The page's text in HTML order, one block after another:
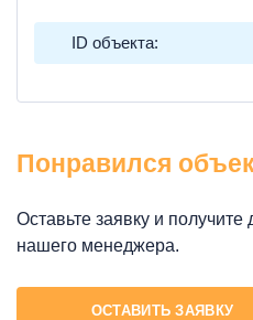
ID объекта:
Понравился
Оставьте заявку и
нашего менеджера.
ОСТАВИТЬ ЗАЯВКУ